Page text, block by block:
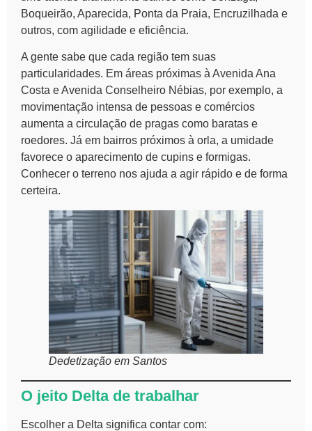
Boqueirão, Aparecida, Ponta da Praia, Encruzilhada e
outros, com agilidade e eficiência.
A gente sabe que cada região tem suas
particularidades. Em áreas próximas à Avenida Ana
Costa e Avenida Conselheiro Nébias, por exemplo, a
movimentação intensa de pessoas e comércios
aumenta a circulação de pragas como baratas e
roedores. Já em bairros próximos à orla, a umidade
favorece o aparecimento de cupins e formigas.
Conhecer o terreno nos ajuda a agir rápido e de forma
certeira.
Dedetização em Santos
O jeito Delta de trabalhar
Escolher a Delta significa contar com: